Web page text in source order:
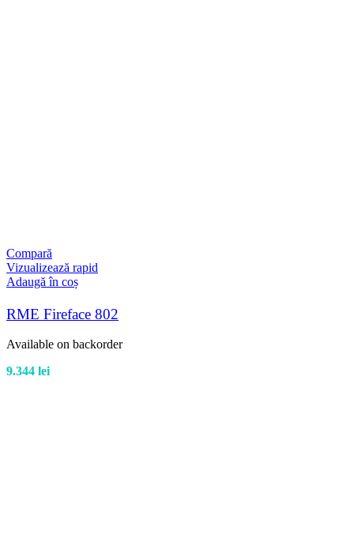
Compară
Vizualizează rapid
Adaugă în coș
RME Fireface 802
Available on backorder
9.344 lei